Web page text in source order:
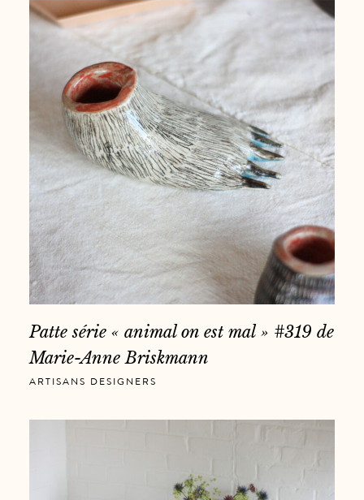
Patte série « animal on est mal » #319 de
Marie-Anne Briskmann
ARTISANS DESIGNERS